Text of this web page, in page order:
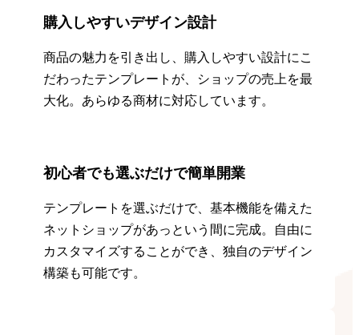
購入しやすいデザイン設計
商品の魅力を引き出し、購入しやすい設計にこ
だわったテンプレートが、ショップの売上を最
大化。あらゆる商材に対応しています。
初心者でも選ぶだけで簡単開業
テンプレートを選ぶだけで、基本機能を備えた
ネットショップがあっという間に完成。自由に
カスタマイズすることができ、独自のデザイン
構築も可能です。